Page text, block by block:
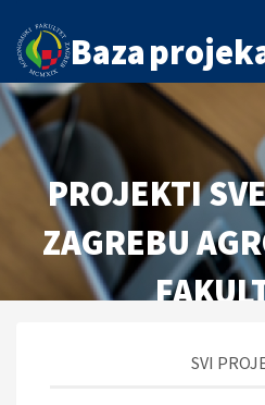
Baza
PROJEKTI
ZAGREBU
SVI